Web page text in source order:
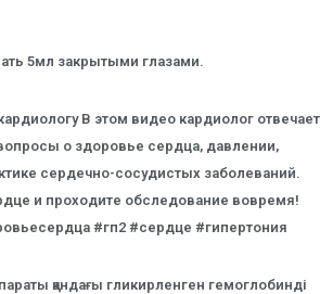
5мл закрытыми глазами.
В этом видео кардиолог отвечает
о здоровье сердца, давлении,
сердечно-сосудистых заболеваний.
и проходите обследование вовремя!
#гп2 #сердце #гипертония
қандағы гликирленген гемоглобинді